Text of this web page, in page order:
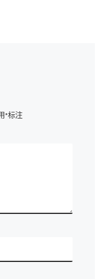
*标注